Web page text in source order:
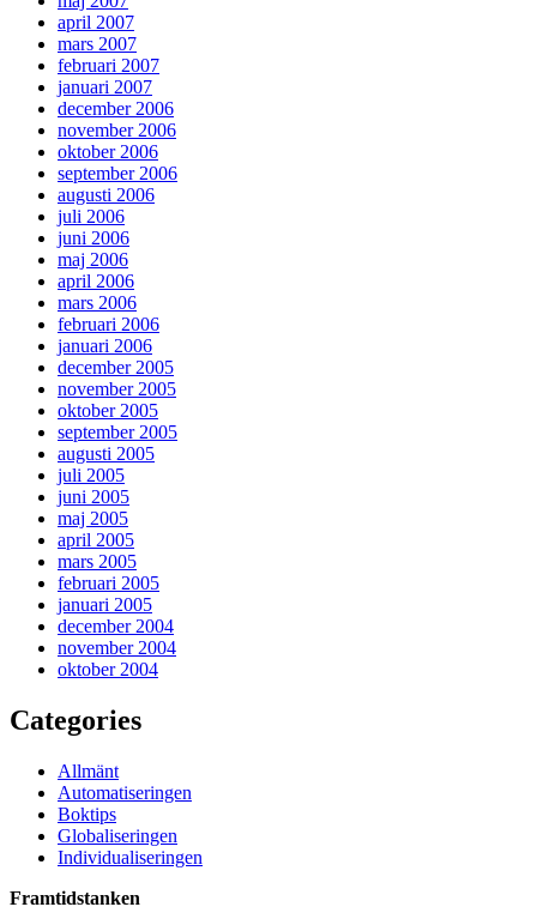
april 2007
mars 2007
februari 2007
januari 2007
december 2006
november 2006
oktober 2006
september 2006
augusti 2006
juli 2006
juni 2006
maj 2006
april 2006
mars 2006
februari 2006
januari 2006
december 2005
november 2005
oktober 2005
september 2005
augusti 2005
juli 2005
juni 2005
maj 2005
april 2005
mars 2005
februari 2005
januari 2005
december 2004
november 2004
oktober 2004
Categories
Allmänt
Automatiseringen
Boktips
Globaliseringen
Individualiseringen
Framtidstanken